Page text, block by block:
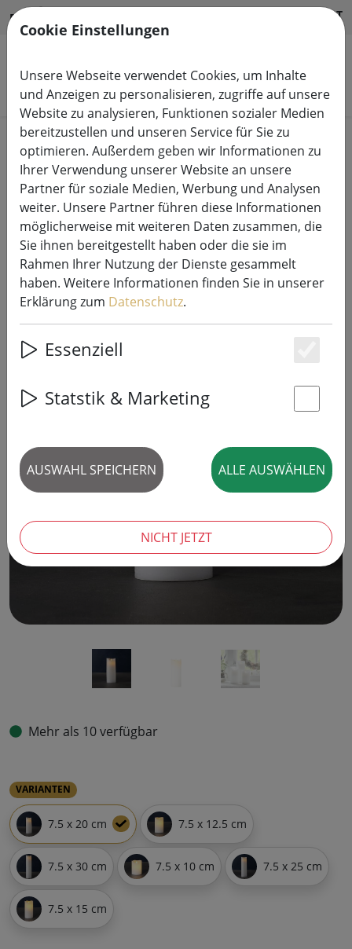
DE HILFE & SUPPORT
Produkte suchen
Start Kerzen LED
Sirius LED Kerze Sara Exclusive 7,5
x 20 cm weiß
‹ ›
31% SPAREN
Mehr als 10 verfügbar
VARIANTEN
7.5 x 20 cm 7.5 x 12.5 cm
7.5 x 30 cm 7.5 x 10 cm 7.5 x 25 cm
7.5 x 15 cm
Cookie Einstellungen
Unsere Webseite verwendet Cookies, um Inhalte
und Anzeigen zu personalisieren, zugriffe auf unsere
Website zu analysieren, Funktionen sozialer Medien
bereitzustellen und unseren Service für Sie zu
optimieren. Außerdem geben wir Informationen zu
Ihrer Verwendung unserer Website an unsere
Partner für soziale Medien, Werbung und Analysen
weiter. Unsere Partner führen diese Informationen
möglicherweise mit weiteren Daten zusammen, die
Sie ihnen bereitgestellt haben oder die sie im
Rahmen Ihrer Nutzung der Dienste gesammelt
haben. Weitere Informationen finden Sie in unserer
Erklärung zum Datenschutz.
Essenziell
Statstik & Marketing
AUSWAHL SPEICHERN ALLE AUSWÄHLEN
NICHT JETZT